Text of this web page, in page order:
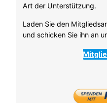
Art der Unterstützung.
Laden Sie den
und schicken Sie ihn an